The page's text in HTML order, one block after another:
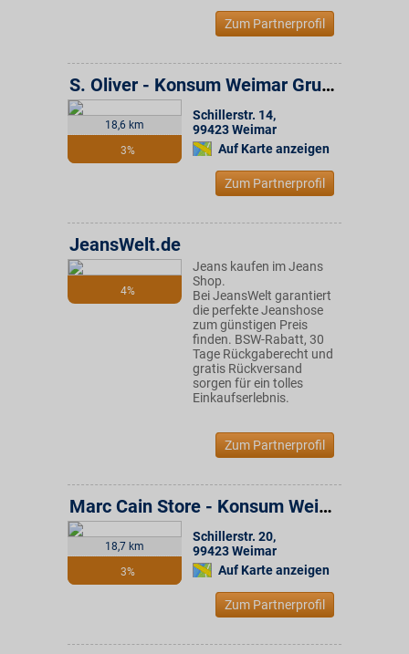
Zum Partnerprofil
18,6 km
3%
S. Oliver - Konsum Weimar Gruppe
Schillerstr. 14,
99423Weimar
Auf Karte anzeigen
Zum Partnerprofil
4%
JeansWelt.de
Jeans kaufen im Jeans
Shop.
Bei JeansWelt garantiert
die perfekte Jeanshose
zum günstigen Preis
finden. BSW-Rabatt, 30
Tage Rückgaberecht und
gratis Rückversand
sorgen für ein tolles
Einkaufserlebnis.
Zum Partnerprofil
18,7 km
3%
Marc Cain Store - Konsum Weimar Gruppe
Schillerstr. 20,
99423Weimar
Auf Karte anzeigen
Zum Partnerprofil